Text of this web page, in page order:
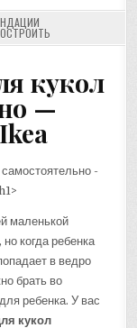
кукол
—
маленькой
когда ребенка
в ведро
брать во
ребенка. У вас
кукол